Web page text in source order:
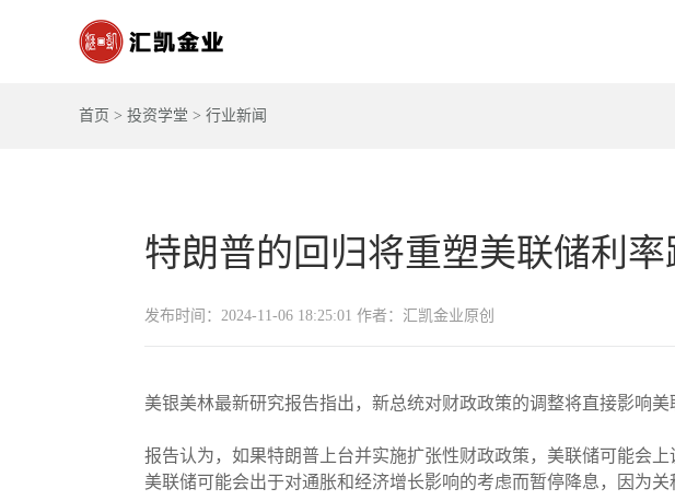
首页 > 投资学堂 > 行业新闻
特朗普的回归将重塑美联储利率
发布时间：2024-11-06 18:25:01 作者：汇凯金业原创
美银美林最新研究报告指出，新总统对财政政策的调整将直接影响美
报告认为，如果特朗普上台并实施扩张性财政政策，美联储可能会
美联储可能会出于对通胀和经济增长影响的考虑而暂停降息，因为